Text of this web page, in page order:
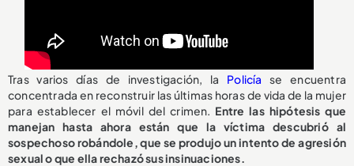
Tras varios días de investigación, la Policía se encuentra
concentrada en reconstruir las últimas horas de vida de la mujer
para establecer el móvil del crimen. Entre las hipótesis que
manejan hasta ahora están que la víctima descubrió al
sospechoso robándole, que se produjo un intento de agresión
sexual o que ella rechazó sus insinuaciones.